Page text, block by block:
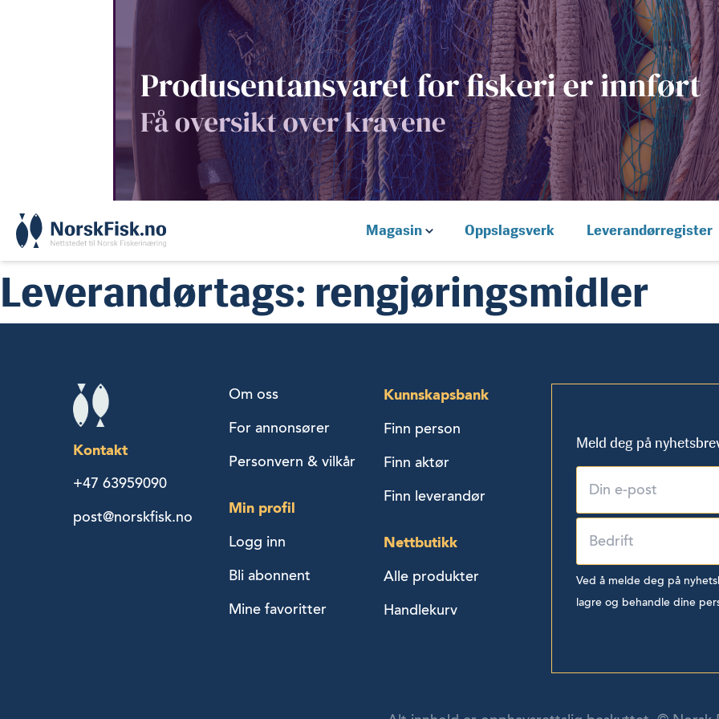
Magasin Oppslagsverk Leverandørregister
Leverandørtags: rengjøringsmidler
Kontakt
+47 63959090
post@norskfisk.no
Om oss
For annonsører
Personvern & vilkår
Min profil
Logg inn
Bli abonnent
Mine favoritter
Kunnskapsbank
Finn person
Finn aktør
Finn leverandør
Nettbutikk
Alle produkter
Handlekurv
Meld deg på
Ved å melde deg på
lagre og behandle dine